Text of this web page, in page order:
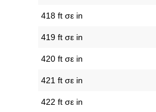
418 ft σε in
419 ft σε in
420 ft σε in
421 ft σε in
422 ft σε in